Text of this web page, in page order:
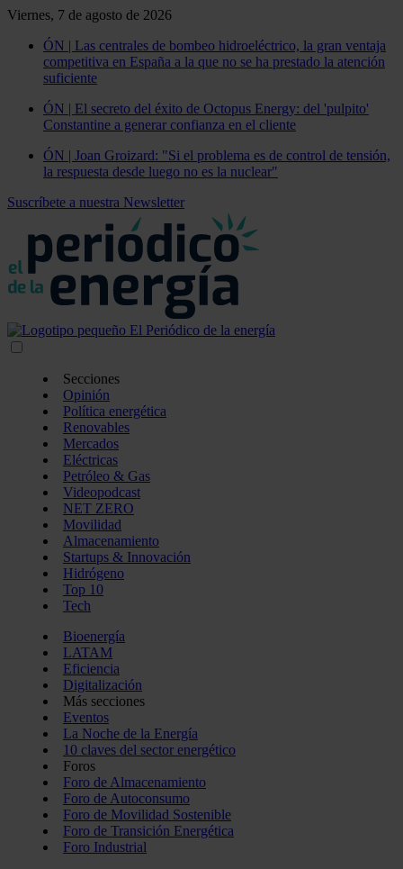
Viernes, 7 de agosto de 2026
ÓN | Las centrales de bombeo hidroeléctrico, la gran ventaja
competitiva en España a la que no se ha prestado la atención
suficiente
ÓN | El secreto del éxito de Octopus Energy: del 'pulpito'
Constantine a generar confianza en el cliente
ÓN | Joan Groizard: "Si el problema es de control de tensión,
la respuesta desde luego no es la nuclear"
Suscríbete a nuestra Newsletter
Secciones
Opinión
Política energética
Renovables
Mercados
Eléctricas
Petróleo & Gas
Videopodcast
NET ZERO
Movilidad
Almacenamiento
Startups & Innovación
Hidrógeno
Top 10
Tech
Bioenergía
LATAM
Eficiencia
Digitalización
Más secciones
Eventos
La Noche de la Energía
10 claves del sector energético
Foros
Foro de Almacenamiento
Foro de Autoconsumo
Foro de Movilidad Sostenible
Foro de Transición Energética
Foro Industrial